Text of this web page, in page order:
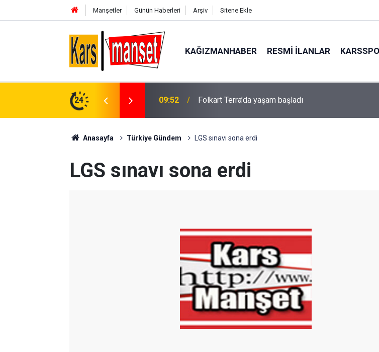
Manşetler Günün Haberleri Arşiv Sitene Ekle
KAĞIZMANHABER RESMI İLANLAR
24 09:51 Uzmanlardan açlık krizini önleyen atıştırmalık önerisi
Anasayfa Türkiye Gündem LGS sınavı sona erdi
LGS sınavı sona erdi